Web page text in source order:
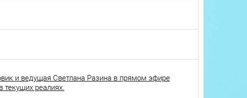
и ведущая Светлана Разина в прямом эфире
текущих реалиях.